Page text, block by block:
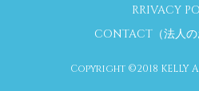
RRIVACY
CONTACT（法人の
Copyright ©2018 KELLY